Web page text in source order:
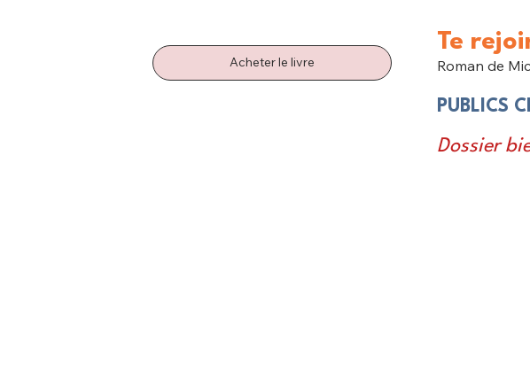
Acheter le livre
Te
Roman de
PUBLICS
Dossier